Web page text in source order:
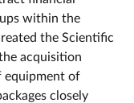
within the
the Scientific
acquisition
equipment of
closely